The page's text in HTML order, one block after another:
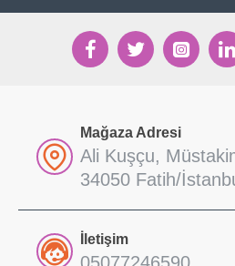
Mağaza Adresi
Ali Kuşçu,
34050 Fatih/
İletişim
05077246590